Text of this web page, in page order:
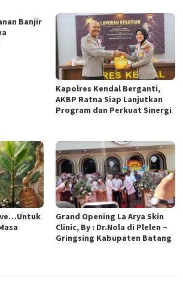
Banjir
Kapolres Kendal Berganti,
AKBP Ratna Siap Lanjutkan
Program dan Perkuat Sinergi
Grand Opening La Arya Skin
Clinic, By : Dr.Nola di Plelen –
Gringsing Kabupaten Batang